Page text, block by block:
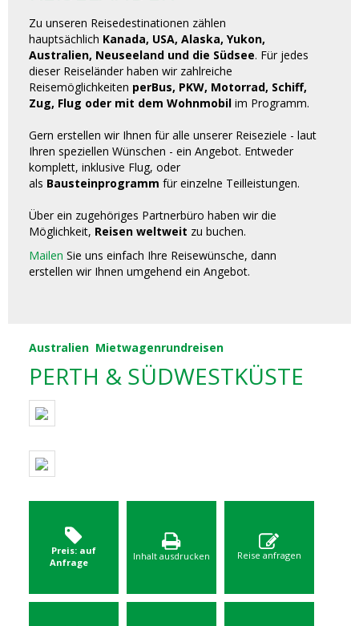
Zu unseren Reisedestinationen zählen
hauptsächlich Kanada, USA, Alaska, Yukon,
Australien, Neuseeland und die Südsee. Für jedes
dieser Reiseländer haben wir zahlreiche
Reisemöglichkeiten perBus, PKW, Motorrad, Schiff,
Zug, Flug oder mit dem Wohnmobil im Programm.
Gern erstellen wir Ihnen für alle unserer Reiseziele - laut
Ihren speziellen Wünschen - ein Angebot. Entweder
komplett, inklusive Flug, oder
als Bausteinprogramm für einzelne Teilleistungen.
Über ein zugehöriges Partnerbüro haben wir die
Möglichkeit, Reisen weltweit zu buchen.
Mailen Sie uns einfach Ihre Reisewünsche, dann
erstellen wir Ihnen umgehend ein Angebot.
Australien Mietwagenrundreisen
PERTH & SÜDWESTKÜSTE
Preis: auf
Anfrage
Inhalt ausdrucken Reise anfragen